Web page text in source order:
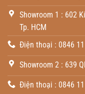
Showroom 1 : 602
Tp. HCM
Điện thoại : 0846
Showroom 2 : 639
Điện thoại : 0846